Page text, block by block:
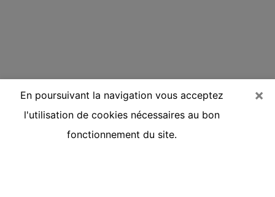
×
En poursuivant la navigation vous acceptez
l'utilisation de cookies nécessaires au bon
fonctionnement du site.